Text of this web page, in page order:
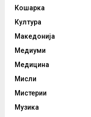
Кошарка
Култура
Македонија
Медиуми
Медицина
Мисли
Мистерии
Музика